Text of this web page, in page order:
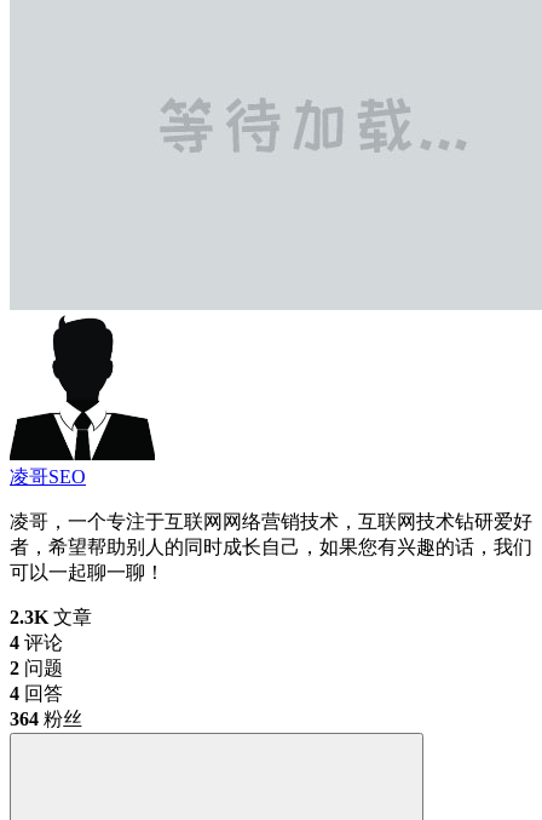
凌哥SEO
凌哥，一个专注于互联网网络营销技术，互联网技术钻研爱好
者，希望帮助别人的同时成长自己，如果您有兴趣的话，我们
可以一起聊一聊！
2.3K 文章
4 评论
2 问题
4 回答
364 粉丝